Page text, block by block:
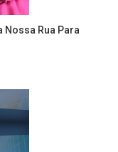
Nossa Rua Para